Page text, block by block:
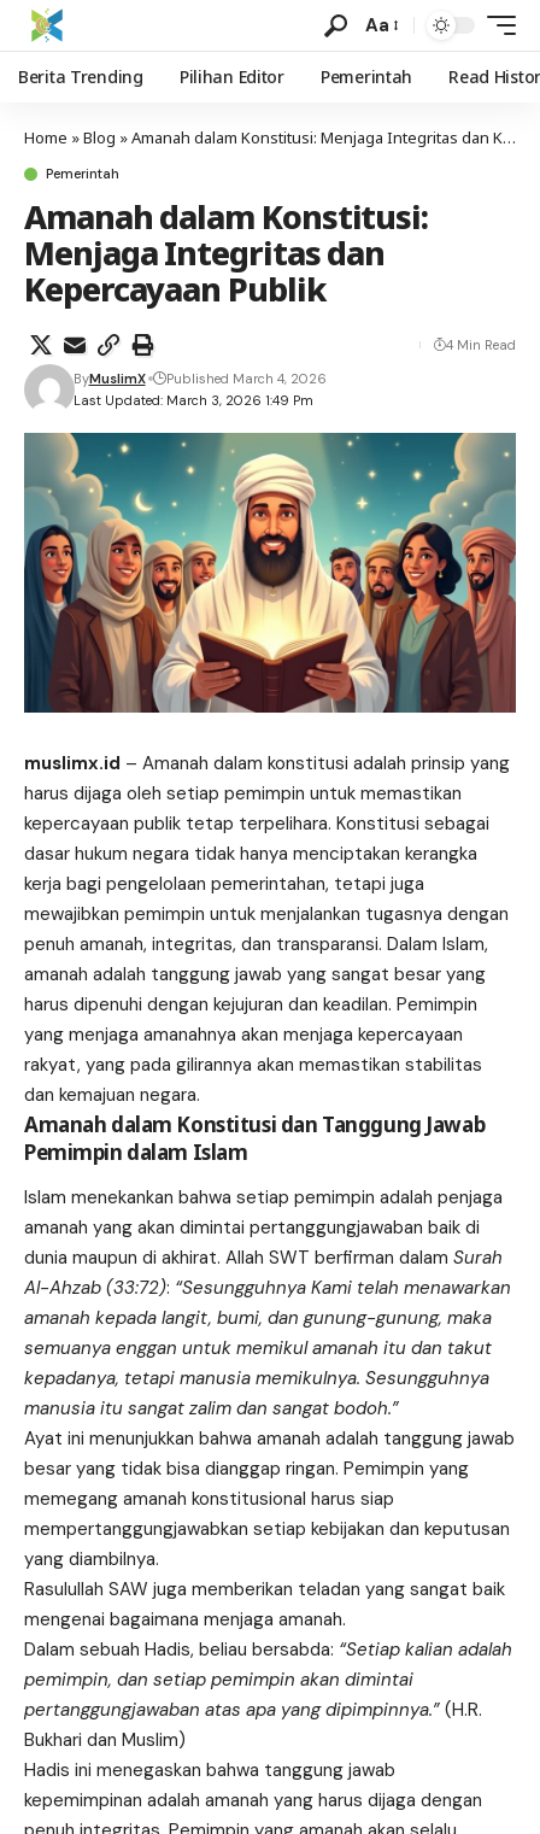
Aa
Berita Trending Pilihan Editor Pemerintah Read
Home »Blog »Amanah dalam Konstitusi: Menjaga Integritas dan Kepercayaan Publik
Pemerintah
Amanah dalam Konstitusi:
Menjaga Integritas dan
Kepercayaan Publik
Last Updated: March 3, 2026 1:49 Pm
ByMuslimX Published March 4, 2026
4 Min Read
muslimx.id – Amanah dalam konstitusi adalah prinsip yang
harus dijaga oleh setiap pemimpin untuk memastikan
kepercayaan publik tetap terpelihara. Konstitusi sebagai
dasar hukum negara tidak hanya menciptakan kerangka
kerja bagi pengelolaan pemerintahan, tetapi juga
mewajibkan pemimpin untuk menjalankan tugasnya dengan
penuh amanah, integritas, dan transparansi. Dalam Islam,
amanah adalah tanggung jawab yang sangat besar yang
harus dipenuhi dengan kejujuran dan keadilan. Pemimpin
yang menjaga amanahnya akan menjaga kepercayaan
rakyat, yang pada gilirannya akan memastikan stabilitas
dan kemajuan negara.
Amanah dalam Konstitusi dan Tanggung Jawab
Pemimpin dalam Islam
Islam menekankan bahwa setiap pemimpin adalah penjaga
amanah yang akan dimintai pertanggungjawaban baik di
dunia maupun di akhirat. Allah SWT berfirman dalam Surah
Al-Ahzab (33:72): “Sesungguhnya Kami telah menawarkan
amanah kepada langit, bumi, dan gunung-gunung, maka
semuanya enggan untuk memikul amanah itu dan takut
kepadanya, tetapi manusia memikulnya. Sesungguhnya
manusia itu sangat zalim dan sangat bodoh.”
Ayat ini menunjukkan bahwa amanah adalah tanggung jawab
besar yang tidak bisa dianggap ringan. Pemimpin yang
memegang amanah konstitusional harus siap
mempertanggungjawabkan setiap kebijakan dan keputusan
yang diambilnya.
Rasulullah SAW juga memberikan teladan yang sangat baik
mengenai bagaimana menjaga amanah.
Dalam sebuah Hadis, beliau bersabda: “Setiap kalian adalah
pemimpin, dan setiap pemimpin akan dimintai
pertanggungjawaban atas apa yang dipimpinnya.” (H.R.
Bukhari dan Muslim)
Hadis ini menegaskan bahwa tanggung jawab
kepemimpinan adalah amanah yang harus dijaga dengan